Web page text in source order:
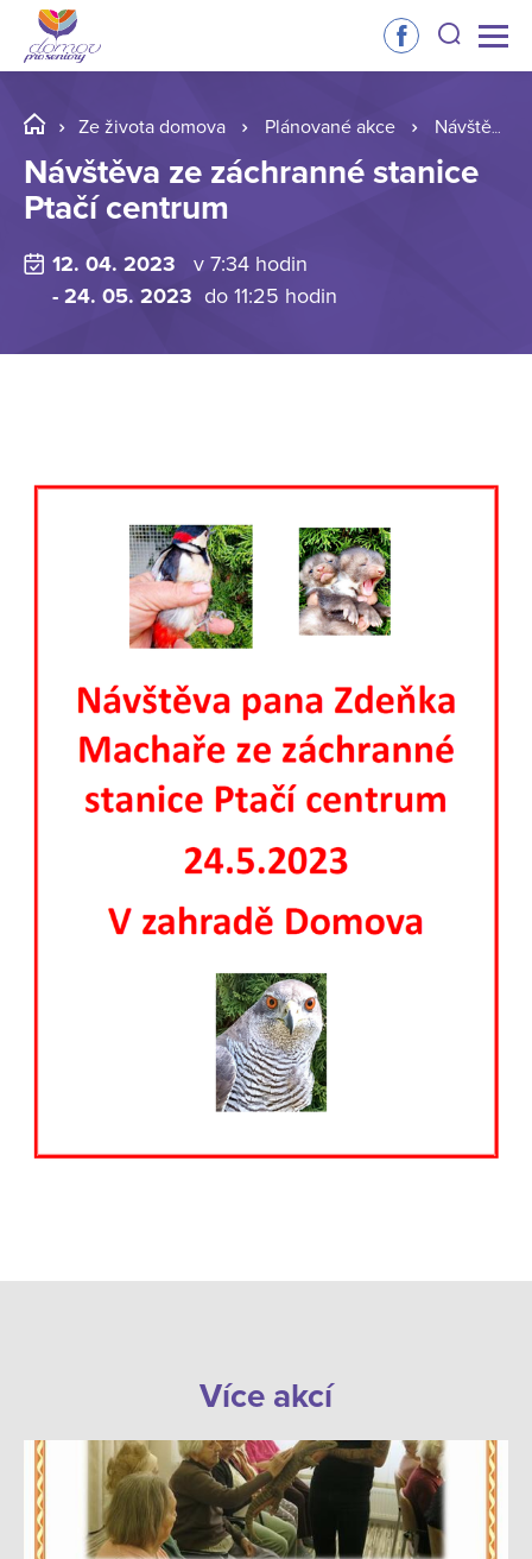
Ze života domova Plánované akce Návštěva ze záchranné stanice Ptačí centrum
Návštěva ze záchranné stanice
Ptačí centrum
12. 04. 2023
v 7:34 hodin
- 24. 05. 2023 do 11:25 hodin
Více akcí